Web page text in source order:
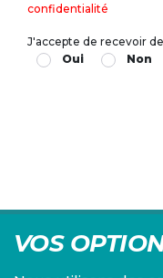
confidentialité
J'accepte de recevoir
Oui
Non
VOS